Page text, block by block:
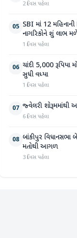
2 દિવસ પહેલા
05 SBI માં 12
નાગરિકોને શું લાભ
1 દિવસ પહેલા
06 ચાંદી 5,000 રૂપિયા
સુધી વધ્યા
1 દિવસ પહેલા
07 જ્વેલરી શોરૂમમાંથી
6 દિવસ પહેલા
08 બાંકીપુર વિધાનસભા
મતોથી આગળ
3 દિવસ પહેલા